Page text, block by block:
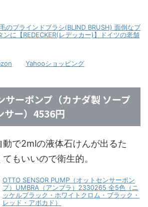
毛のブラインドブラシ(BLIND BRUSH) 面倒なブ
ンに【REDECKER(レデッカー)】ドイツの老舗
Yahooショッピング
サーポンプ（カナダ製 ソープ
サー）4536円
で2mlの液体石けんが出るた
もいいので衛生的。
OTTO SENSOR PUMP（オットセンサーポン
プ）UMBRA（アンブラ）2330265 全5色（ニ
ッケルブラック・ホワイトクロム・ブラック・
レッド・アボカド）